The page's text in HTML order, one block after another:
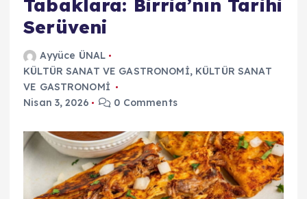
Tabaklara: Birria’nın Tarihi
Serüveni
Ayyüce ÜNAL
KÜLTÜR SANAT VE GASTRONOMİ, KÜLTÜR SANAT
VE GASTRONOMİ
Nisan 3, 2026
0 Comments